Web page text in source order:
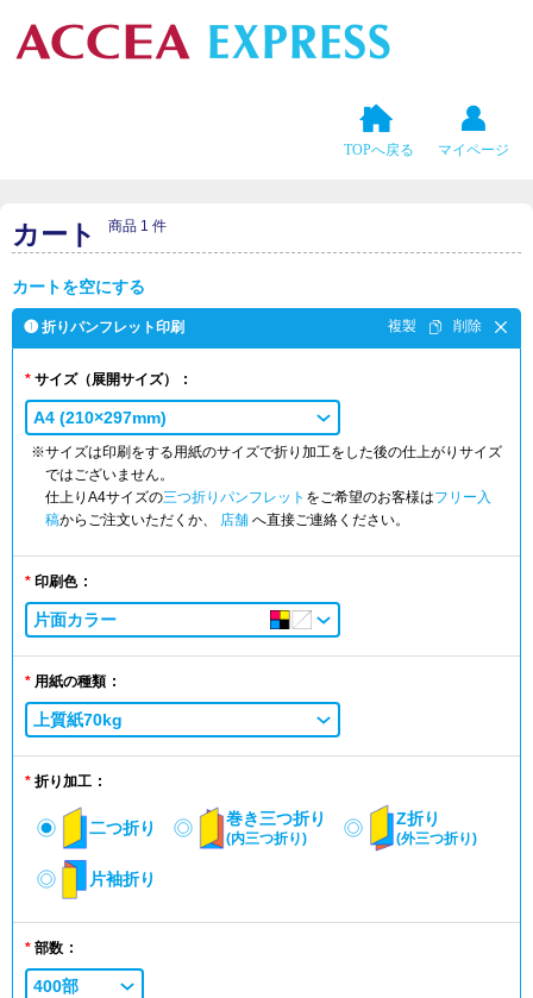
TOPへ戻る マイページ
カート 商品 1 件
カートを空にする
❶ 折りパンフレット印刷
サイズ（展開サイズ）
A4 (210×297mm)
※サイズは印刷をする用紙のサイズで折り加工をした後の仕上がりサイズ
ではございません。
仕上りA4サイズの三つ折りパンフレット をご希望のお客様はフリー入
稿からご注文いただくか、 店舗 へ直接ご連絡ください。
印刷色
片面カラー
用紙の種類
上質紙70kg
折り加工
二つ折り 巻き三つ折り
(内三つ折り)
Z折り
(外三つ折り)
片袖折り
部数
400部